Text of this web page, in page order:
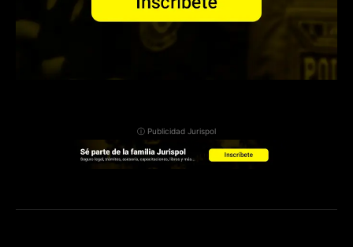
ⓘ Publicidad Jurispol